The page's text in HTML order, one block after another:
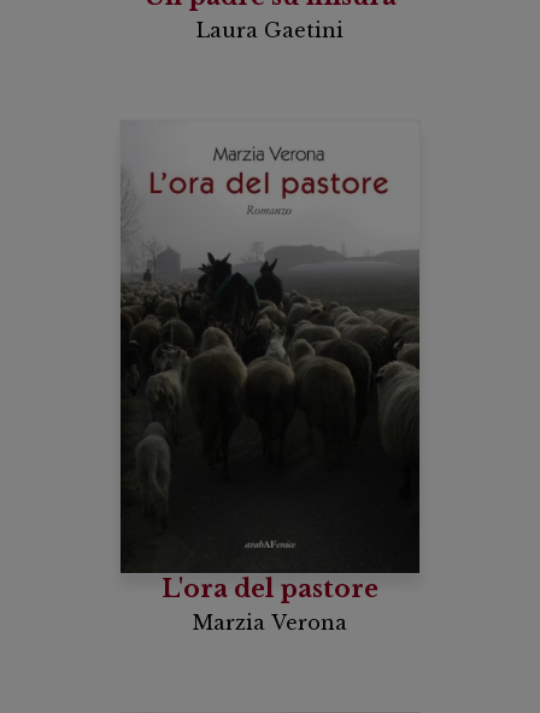
Laura Gaetini
L'ora del pastore
Marzia Verona